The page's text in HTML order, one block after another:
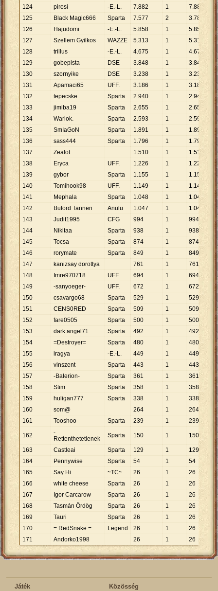
124
pirosi -E.-L. 7.882 1 7.882
125
Black Magic666 Sparta 7.577 2 3.789
126
Hajudomi -E.-L. 5.858 1 5.858
127
Szellem Gyilkos WAZZE 5.313 1 5.313
128
trillus -E.-L. 4.675 1 4.675
129
gobepista DSE 3.848 1 3.848
130
szornyike DSE 3.238 1 3.238
131
Apamaci65 UFF. 3.186 1 3.186
132
tepecske Sparta 2.940 1 2.940
133
jimiba19 Sparta 2.655 1 2.655
134
Warlok. Sparta 2.593 1 2.593
135
SmIaGoN Sparta 1.891 1 1.891
136
sass444 Sparta 1.796 1 1.796
137
Zealot 1.510 1 1.510
138
Eryca UFF. 1.226 1 1.226
139
gybor Sparta 1.155 1 1.155
140
Tomihook98 UFF. 1.149 1 1.149
141
Mephala Sparta 1.048 1 1.048
142
Buford Tannen Anulu 1.047 1 1.047
143
Judit1995 CFG 994 1
994
144
Nikitaa Sparta 938 1
938
145
Tocsa Sparta 874 1
874
146
rorymate Sparta 849 1
849
147
kanizsay dorottya 761 1
761
148
Imre970718 UFF. 694 1
694
149
-sanyoeger- UFF. 672 1
672
150
csavargo68 Sparta 529 1
529
151
CENS0RED Sparta 509 1
509
152
fare0505 Sparta 500 1
500
153
dark angel71 Sparta 492 1
492
154
=Destroyer= Sparta 480 1
480
155
iragya -E.-L. 449 1
449
156
vinszent Sparta 443 1
443
157
-Balerion- Sparta 361 1
361
158
Stim Sparta 358 1
358
159
huligan777 Sparta 338 1
338
160
som@ 264 1
264
161
Tooshoo Sparta 239 1 239
162
-
Rettenthetetlenek-
Sparta 150 1 150
163 Castleai Sparta 129 1
129
164
Pennywise Sparta 54 1
54
165
Say Hi ~TC~ 26 1
26
166
white cheese Sparta 26 1
26
167
Igor Carcarow Sparta 26 1
26
168
Tasmán Ördög Sparta 26 1
26
169
Tauri Sparta 26 1
26
170
= RedSnake = Legend 26 1
26
171
Andorko1998 26 1 26
Játék Közösség